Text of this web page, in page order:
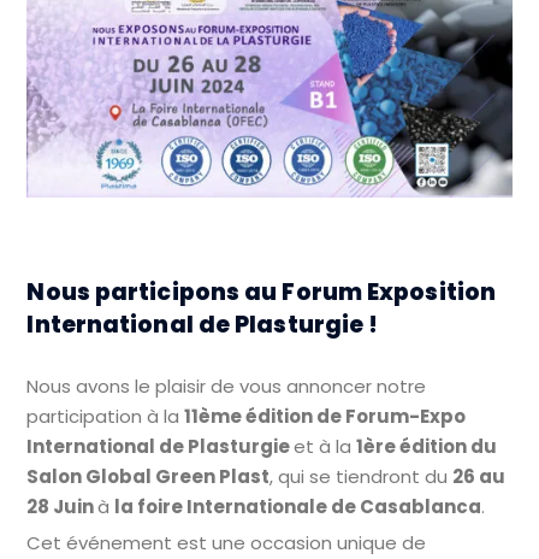
Nous participons au Forum Exposition
International de Plasturgie !
Nous avons le plaisir de vous annoncer notre
participation à la11ème édition de Forum-Expo
International de Plasturgieet à la1ère édition du
Salon Global Green Plast, qui se tiendront du 26 au
28 Juinà la foire Internationale de Casablanca.
Cet événement est une occasion unique de